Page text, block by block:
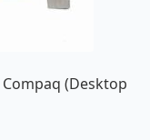
(Desktop